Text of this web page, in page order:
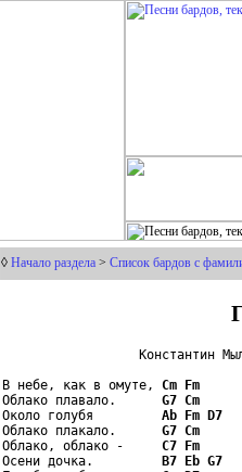
◊ Начало раздела > Список бардов с
Константин
В небе, как в омуте, Cm Fm
Облако плавало. G7 Cm
Около голубя Ab Fm D7
Облако плакало. G7 Cm
Облако, облако - C7 Fm
Осени дочка. B7 Eb G7